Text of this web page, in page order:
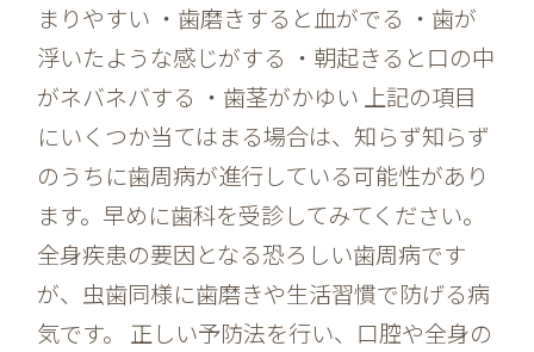
まりやすい ・歯磨きすると血がでる ・歯が
浮いたような感じがする ・朝起きると口の中
がネバネバする ・歯茎がかゆい 上記の項目
にいくつか当てはまる場合は、知らず知らず
のうちに歯周病が進行している可能性があり
ます。早めに歯科を受診してみてください。
全身疾患の要因となる恐ろしい歯周病です
が、虫歯同様に歯磨きや生活習慣で防げる病
気です。 正しい予防法を行い、口腔や全身の